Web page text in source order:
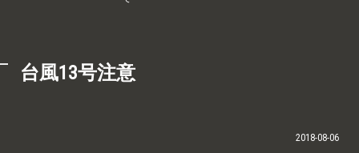
台風13号注意
2018-08-06